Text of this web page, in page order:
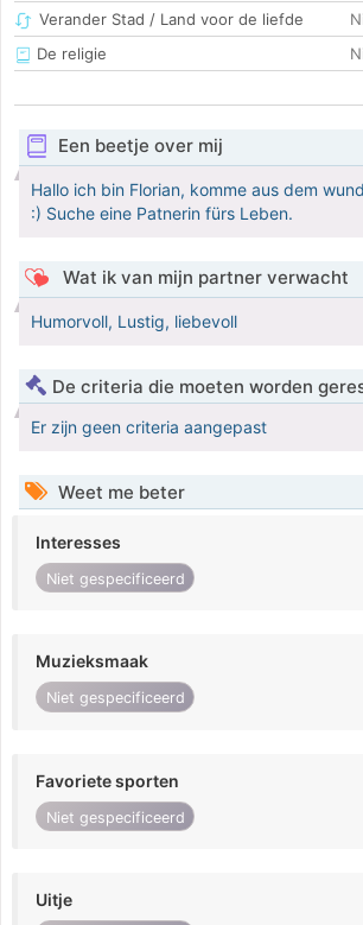
Verander Stad / Land voor de liefde
De religie
Een beetje over mij
Hallo ich bin Florian, komme aus dem
:) Suche eine Patnerin fürs Leben.
Wat ik van mijn partner verwacht
Humorvoll, Lustig, liebevoll
De criteria die moeten worden
Er zijn geen criteria aangepast
Weet me beter
Interesses
Niet gespecificeerd
Muzieksmaak
Niet gespecificeerd
Favoriete sporten
Niet gespecificeerd
Uitje